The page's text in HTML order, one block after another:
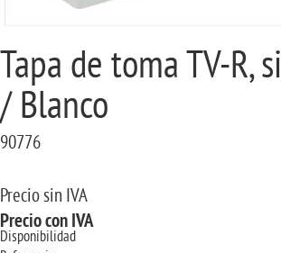
Tapa de toma TV-R,
/ Blanco
90776
Precio sin IVA
Precio con IVA
Disponibilidad